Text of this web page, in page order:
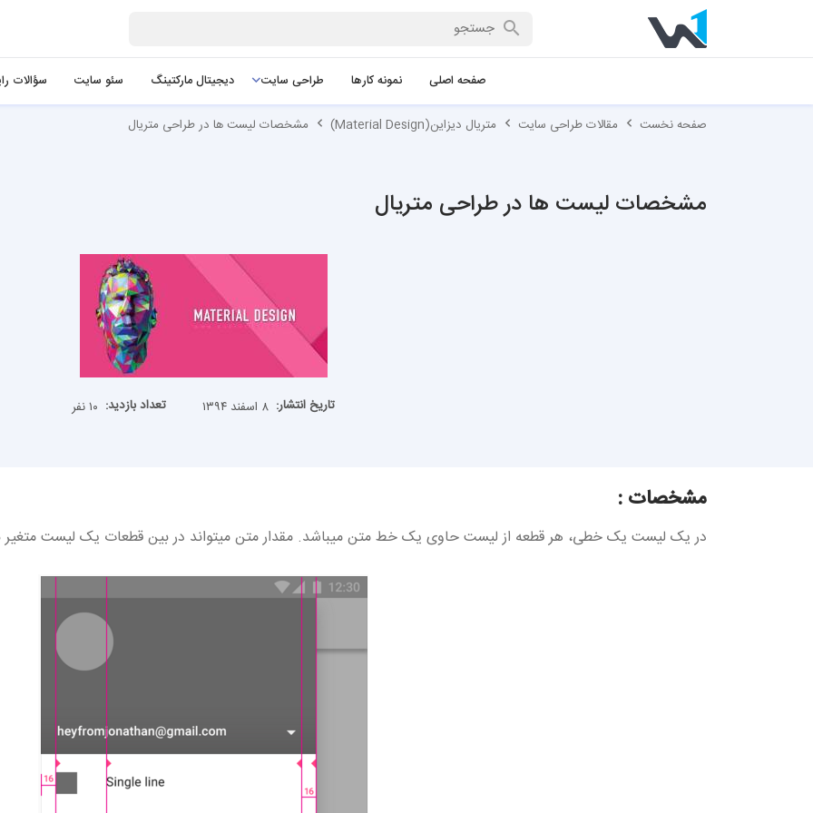
صفحه اصلی نمونه کارها طراحی سایت دیجیتال مارکتینگ سئو سایت سؤالات
صفحه نخست مقالات طراحی سایت متریال دیزاین(Material Design) مشخصات لیست ها در طراحی متریال
مشخصات لیست ها در طراحی متریال
تاریخ انتشار: ۸ اسفند ۱۳۹۴ تعداد بازدید: ۱۰ نفر
مشخصات :
در یک لیست یک خطی، هر قطعه از لیست حاوی یک خط متن میباشد. مقدار متن میتواند در بین قطعات یک لیست متغیر